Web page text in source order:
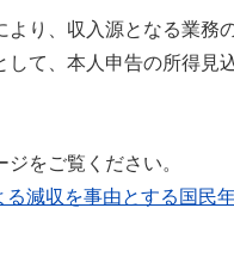
り、収入源となる業務
て、本人申告の所得見
をご覧ください。
減収を事由とする国民